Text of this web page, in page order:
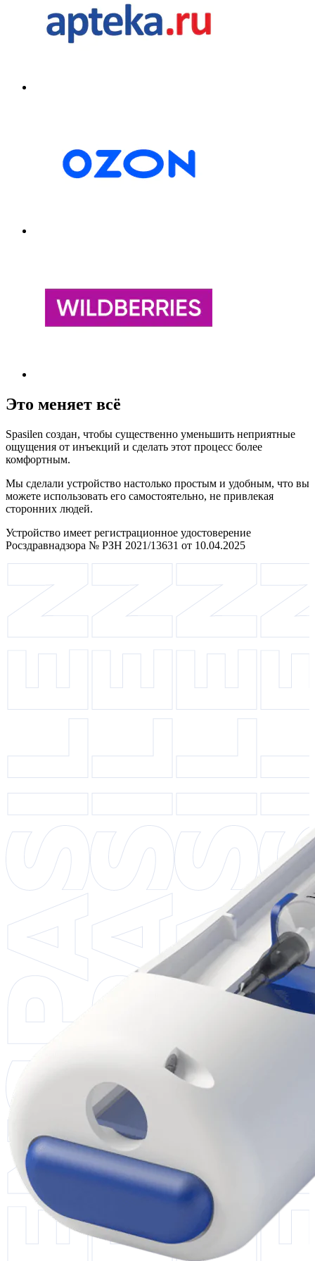
Это меняет всё
Spasilen создан, чтобы существенно уменьшить неприятные
ощущения от инъекций и сделать этот процесс более
комфортным.
Мы сделали устройство настолько простым и удобным, что вы
можете использовать его самостоятельно, не привлекая
сторонних людей.
Устройство имеет регистрационное удостоверение
Росздравнадзора № РЗН 2021/13631 от 10.04.2025